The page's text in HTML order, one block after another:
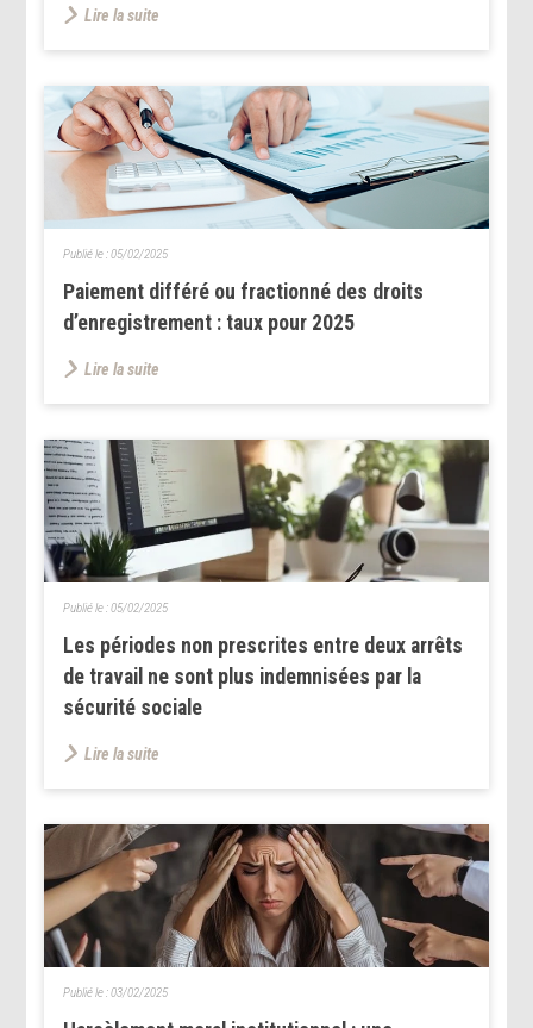
Lire la suite
Paiement différé ou fractionné des droits
d’enregistrement : taux pour 2025
Publié le :05/02/2025
Lire la suite
Les périodes non prescrites entre deux arrêts
de travail ne sont plus indemnisées par la
sécurité sociale
Publié le :05/02/2025
Lire la suite
Publié le :03/02/2025